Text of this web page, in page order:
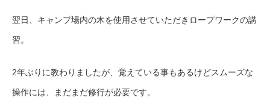
翌日、キャンプ場内の木を使用させていただきロープワークの講
習。
2年ぶりに教わりましたが、覚えている事もあるけどスムーズな
操作には、まだまだ修行が必要です。